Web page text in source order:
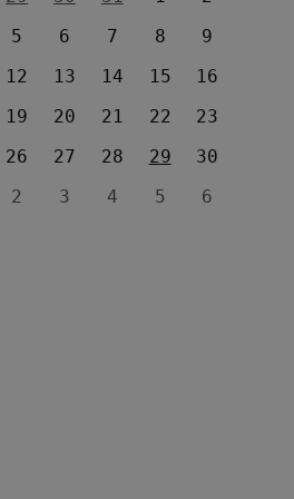
5 6 7 8
9
12 13 14 15
16
19 20 21 22
23
26 27 28 29
30
2 3 4 5 6